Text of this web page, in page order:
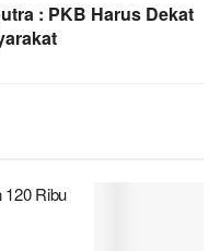
: PKB Harus Dekat
120 Ribu